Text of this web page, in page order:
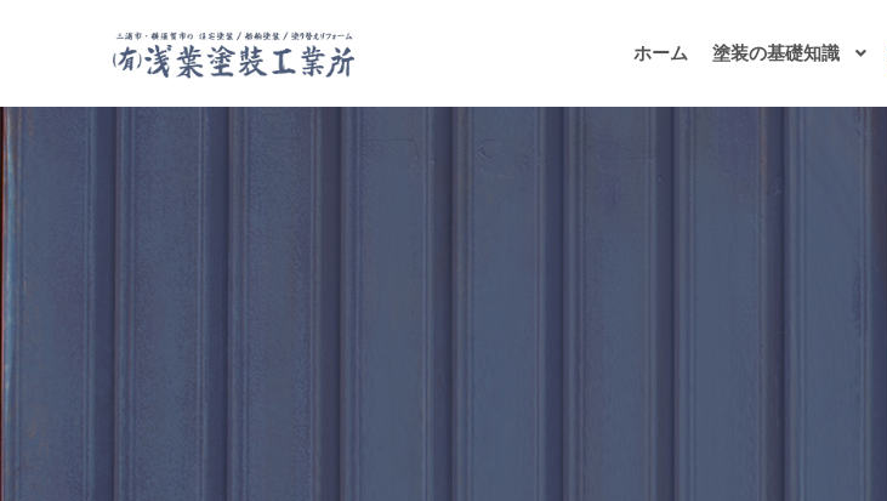
ホーム 塗装の基礎知識